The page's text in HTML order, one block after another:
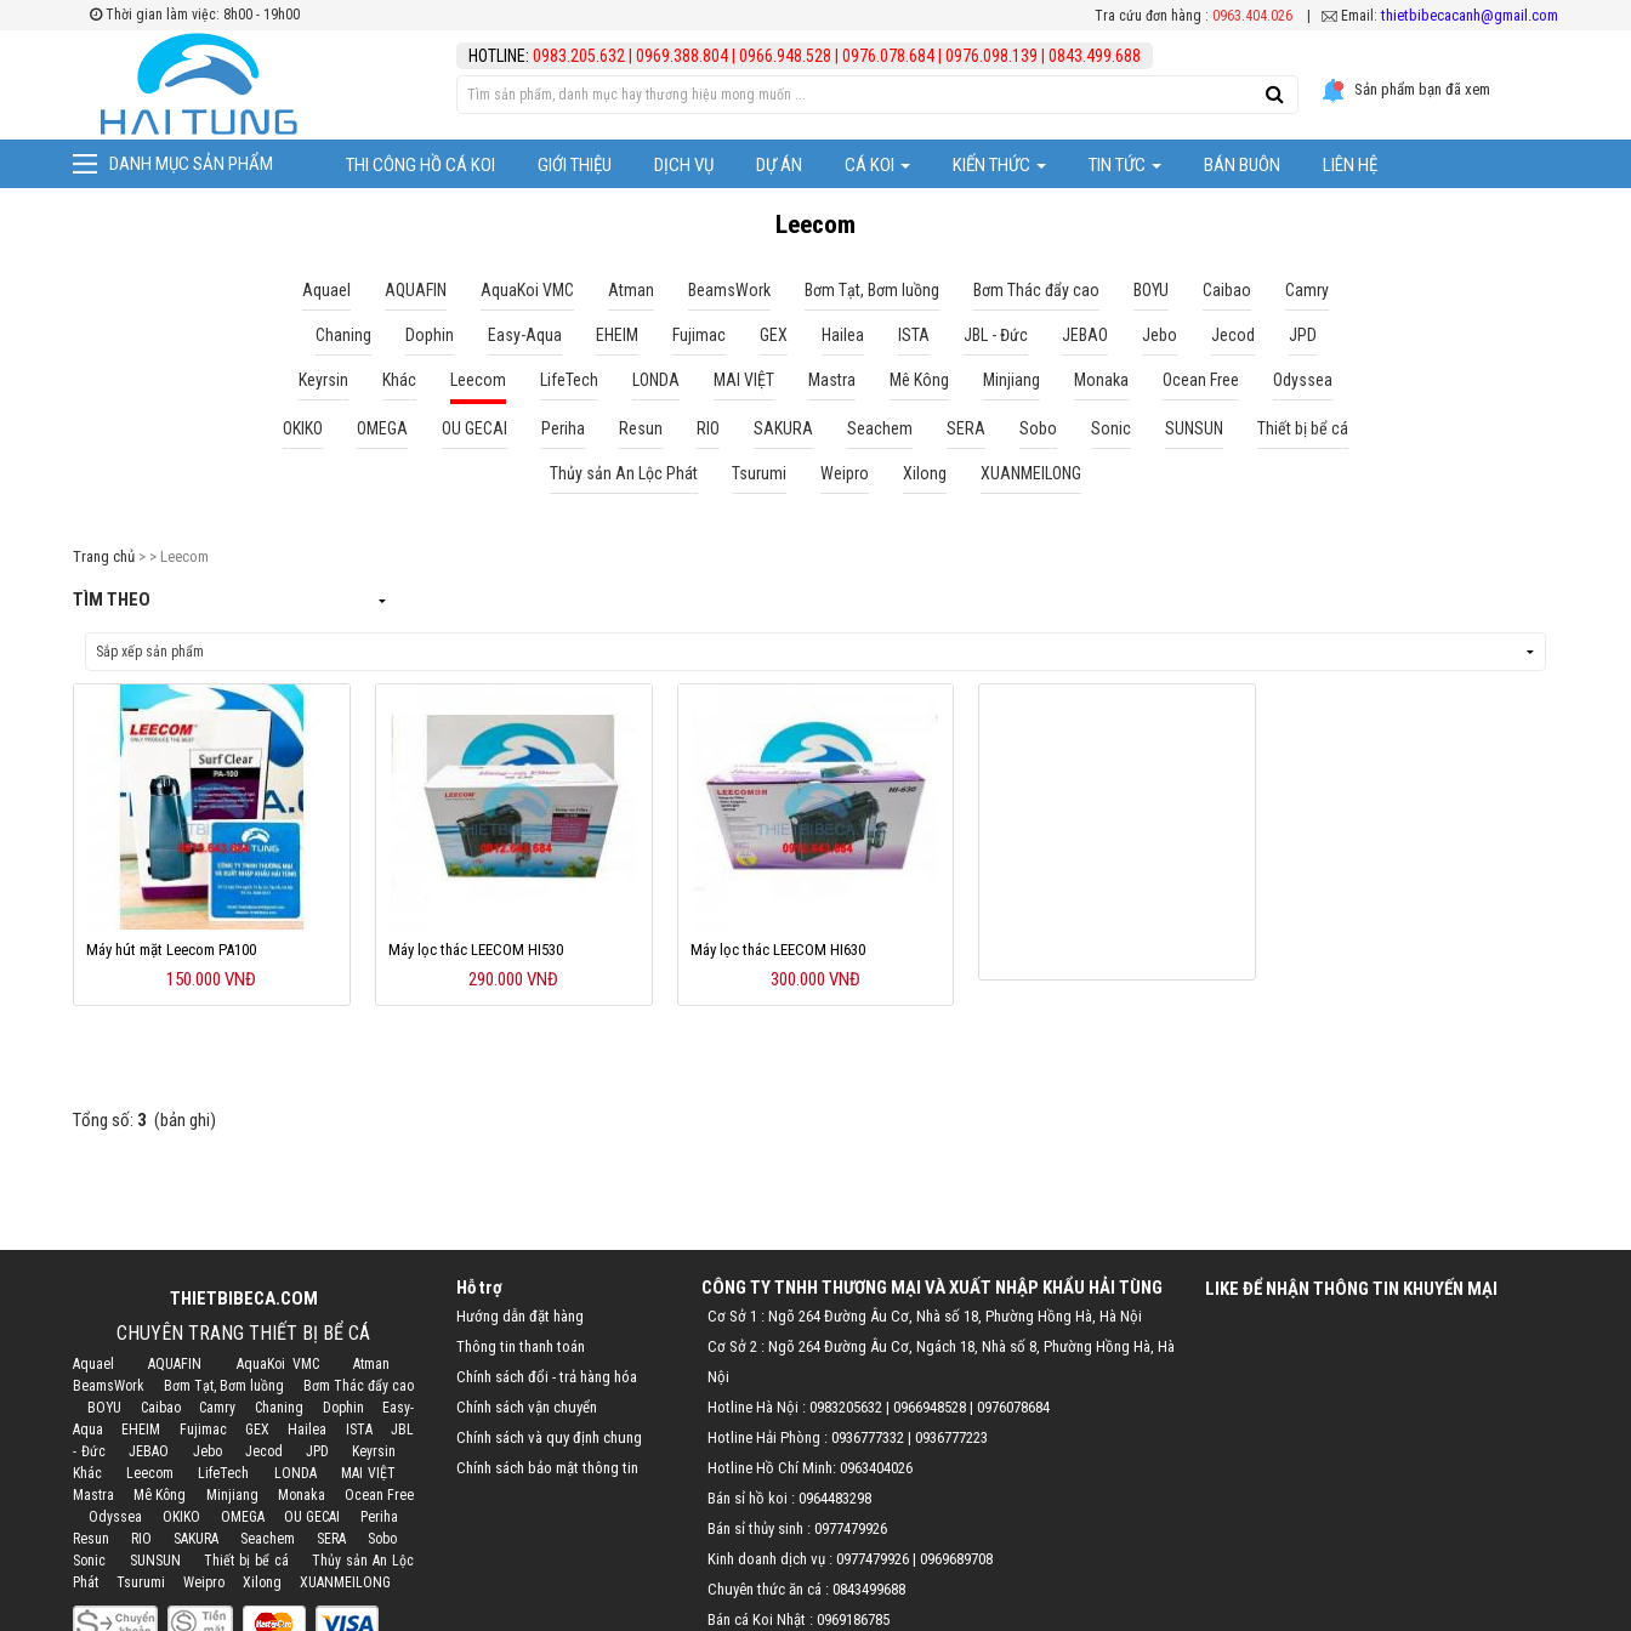
Thời gian làm việc: 8h00 - 19h00 Tra cứu đơn hàng : 0963.404.026 Email:thietbibecacanh@gmail.com
Sản phẩm bạn đã xem
HOTLINE:0983.205.632 |0969.388.804|0966.948.528 |0976.078.684|0976.098.139 |0843.499.688
DANH MỤC SẢN PHẨM THI CÔNG HỒ CÁ KOI GIỚI THIỆU DỊCH VỤ DỰ ÁN CÁ KOI
Cá Koi Nhật Bản
KIẾN THỨC
Những chú ý trong việc chăm sóc cá Koi
Kiến thức hồ cá Koi
Kiến thức chăm sóc bể cá cảnh
TIN TỨC
Khuyến mại
BÁN BUÔN LIÊN HỆ
Leecom
Aquael AQUAFIN AquaKoi VMC Atman BeamsWork Bơm Tạt, Bơm luồng Bơm Thác đẩy cao BOYU Caibao Camry
Chaning Dophin Easy-Aqua EHEIM Fujimac GEX Hailea ISTA JBL - Đức JEBAO Jebo Jecod JPD
Keyrsin Khác Leecom LifeTech LONDA MAI VIỆT Mastra Mê Kông Minjiang Monaka Ocean Free Odyssea
OKIKO OMEGA OU GECAI Periha Resun RIO SAKURA Seachem SERA Sobo Sonic SUNSUN Thiết bị bể cá
Thủy sản An Lộc Phát Tsurumi Weipro Xilong XUANMEILONG
Trang chủ > > Leecom
TÌM THEO
Máy hút mặt Leecom PA100
150.000 VNĐ
Máy lọc thác LEECOM HI530
290.000 VNĐ
Máy lọc thác LEECOM HI630
300.000 VNĐ
Tổng số: 3 (bản ghi)
THIETBIBECA.COM
CHUYÊN TRANG THIẾT BỊ BỂ CÁ
Aquael AQUAFIN AquaKoi VMC
Atman
BeamsWork
Bơm Tạt, Bơm luồng
Bơm Thác đẩy cao
BOYU
Caibao Camry Chaning Dophin
Easy-
Aqua
EHEIM Fujimac GEX Hailea ISTA
JBL
- Đức
JEBAO Jebo Jecod JPD
Keyrsin
Khác
Leecom LifeTech LONDA
MAI VIỆT
Mastra
Mê Kông Minjiang Monaka
Ocean Free
Odyssea
OKIKO OMEGA OU GECAI
Periha
Resun
RIO SAKURA Seachem SERA
Sobo
Sonic
SUNSUN Thiết bị bể cá
Thủy sản An Lộc
Phát
Tsurumi Weipro Xilong XUANMEILONG
Hỗ trợ
Hướng dẫn đặt hàng
Thông tin thanh toán
Chính sách đổi - trả hàng hóa
Chính sách vận chuyển
Chính sách và quy định chung
Chính sách bảo mật thông tin
CÔNG TY TNHH THƯƠNG MẠI VÀ XUẤT NHẬP KHẨU HẢI TÙNG
Cơ Sở 1 : Ngõ 264 Đường Âu Cơ, Nhà số 18, Phường Hồng Hà, Hà Nội
Cơ Sở 2 : Ngõ 264 Đường Âu Cơ, Ngách 18, Nhà số 8, Phường Hồng Hà, Hà
Nội
Hotline Hà Nội :0983205632 |0966948528 |0976078684
Hotline Hải Phòng :0936777332 |0936777223
Hotline Hồ Chí Minh:0963404026
Bán sỉ hồ koi :0964483298
Bán sỉ thủy sinh :0977479926
Kinh doanh dịch vụ :0977479926 |0969689708
Chuyên thức ăn cá :0843499688
Bán cá Koi Nhật :0969186785
LIKE ĐỂ NHẬN THÔNG TIN KHUYẾN MẠI